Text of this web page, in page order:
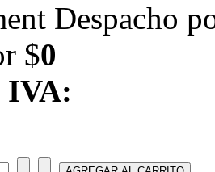
Despacho
$0
IVA: